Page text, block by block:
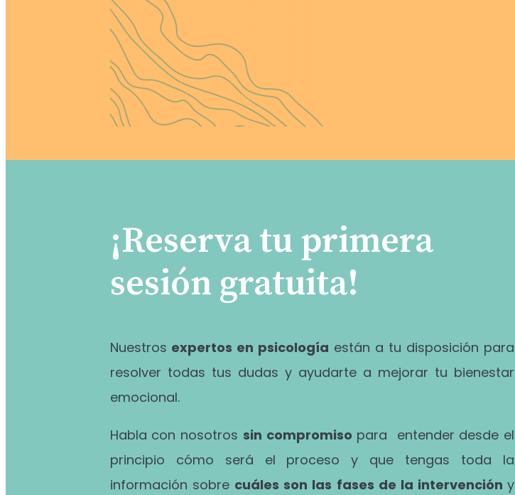
¡Reserva tu primera
sesión gratuita!
Nuestros expertos en psicología están a tu disposición para
resolver todas tus dudas y ayudarte a mejorar tu bienestar
emocional.
Habla con nosotros sin compromiso para entender desde el
principio cómo será el proceso y que tengas toda la
información sobre cuáles son las fases de la intervencióny